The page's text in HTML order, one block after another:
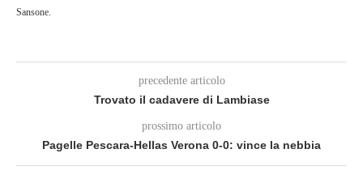
Sansone.
precedente articolo
Trovato il cadavere di Lambiase
prossimo articolo
Pagelle Pescara-Hellas Verona 0-0: vince la nebbia